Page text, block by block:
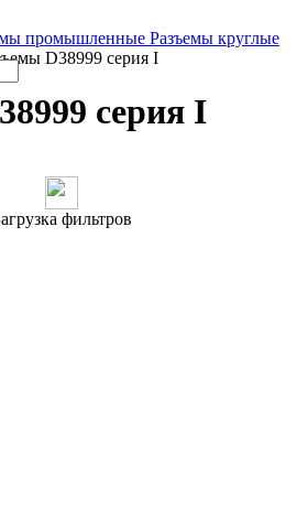
промышленные Разъeмы круглые
D38999 серия I
серия I
фильтров